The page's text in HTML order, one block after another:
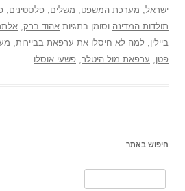
ישראל מערכת המשפט משלים פלסטינים
תולדות המדינה וסומן בתגיות אהוד ברק
ביילין למה לא חיסלו את ערפאת בביירות
פטן
ערפאת מול היטלר פשעי אוסלו
חיפוש באתר